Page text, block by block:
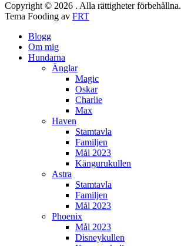
Copyright © 2026 . Alla rättigheter förbehållna.
Tema Fooding av FRT
Blogg
Om mig
Hundarna
Änglar
Magic
Oskar
Charlie
Max
Haven
Stamtavla
Familjen
Mål 2023
Kängurukullen
Astra
Stamtavla
Familjen
Mål 2023
Phoenix
Mål 2023
Disneykullen